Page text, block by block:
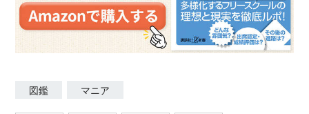
図鑑 マニア